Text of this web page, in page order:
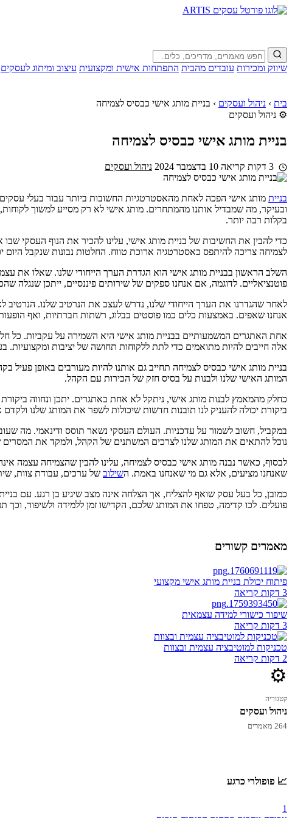
שיווק ומכירות עובדים מהבית התפתחות אישית ומקצועית עיצוב ומיתוג לעסקים
בית › ניהול ועסקים › בניית מותג אישי כבסיס לצמיחה
⚙️ ניהול ועסקים
בניית מותג אישי כבסיס לצמיחה
10 בדצמבר 2024 ניהול ועסקים
בניית מותג אישי הפכה לאחת מהאסטרטגיות החשובות ביותר עבור בעלי עסקים
ובעיקר, מה שמבדיל אותנו מהמתחרים. מותג אישי לא רק מסייע למשוך
בקלות רבה יותר.
כדי להבין את החשיבות של בניית מותג אישי, עלינו להכיר את הנוף העסקי שבו
לצמיחה צריכה להיתפס כאסטרטגיה ארוכת טווח. החלטות נבונות שנקבל היום
השלב הראשון בבניית מותג אישי הוא הגדרת הערך הייחודי שלנו. שאלו את
פוטנציאליים. לדוגמה, אם אנחנו ספקים של שירותים פיננסיים, ייתכן שנגלה
לאחר שהגדרנו את הערך הייחודי שלנו, נדרש לעצב את הנרטיב שלנו.
אנחנו שאפים. באמצעות כלים כמו פוסטים בבלוג, רשתות חברתיות, ואף
אחת האתגרים המשמעותיים בבניית מותג אישי היא השמירה על עקביות. כל
אלה חייבים להיות מתואמים כדי לתת ללקוחות תחושה של יציבות ומקצועיות.
בניית מותג אישי כבסיס לצמיחה תחייב גם אותנו להיות מעורבים באופן פעיל
המותג האישי שלנו ולבנות על בסיס חזק של הכירות עם הקהל.
כחלק מהמאמץ לבנות מותג אישי, ניתקל לא אחת באתגרים. יתכן ונחווה
ביקורת יכולה להעניק לנו תובנות חדשות שיכולות לשפר את המותג שלנו ולקדם
במקביל, חשוב לשמור על עדכניות. העולם העסקי נשאר תוסס ודינאמי. מה
נוכל להתאים את המותג שלנו לצרכים המשתנים של הקהל, ולמקד את המסרים
לבסוף, כאשר נבנה מותג אישי כבסיס לצמיחה, עלינו להבין שהצמיחה עצמה
שאנחנו מציעים, אלא גם מי שאנחנו באמת. השילוב של ערכים, עבודת צוות,
כמובן, כל בעל עסק שואף להצליח, אך הצלחה אינה מצב שיגיע בן רגע. עם
פועלים. לכו קדימה, טפחו את המותג שלכם, הקדישו זמן ללמידה ולשיפור, וכך
מאמרים קשורים
פיתוח יכולת בניית מותג אישי מקצועי
3 דקות קריאה
שיפור כישורי למידה עצמאית
3 דקות קריאה
טכניקות למוטיבציה עצמית ובצוות
2 דקות קריאה
⚙️
קטגוריה
ניהול ועסקים
264 מאמרים
📈 פופולרי כרגע
1